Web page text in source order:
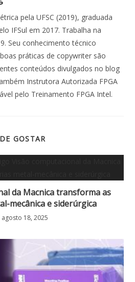
pela UFSC (2019), graduada
IFSul em 2017. Trabalha na
Seu conhecimento técnico
práticas de copywriter são
conteúdos divulgados no blog
Instrutora Autorizada FPGA
pelo Treinamento FPGA Intel.
GOSTAR
da Macnica transforma as
mecânica e siderúrgica
agosto 18, 2025